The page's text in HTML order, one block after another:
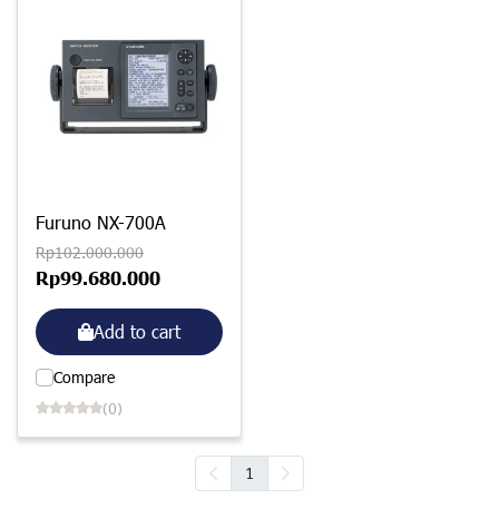
Furuno NX-700A
Rp102.000.000
Rp99.680.000
Add to cart
Compare
(0)
1